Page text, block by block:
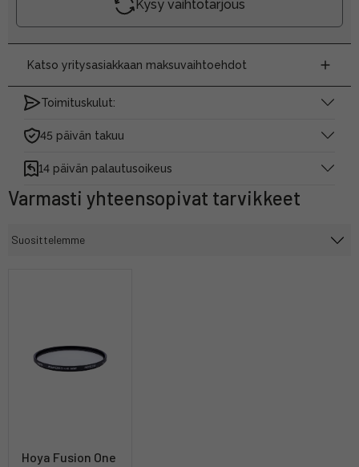
Kysy vaihtotarjous
Katso yritysasiakkaan maksuvaihtoehdot
Toimituskulut:
45 päivän takuu
14 päivän palautusoikeus
Varmasti yhteensopivat tarvikkeet
Hoya Fusion One